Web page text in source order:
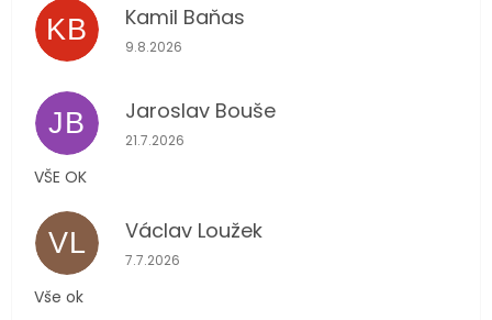
KB Kamil Baňas
Hodnocení obchodu je 5 z 5 hvězdiček.
9.8.2026
JB Jaroslav Bouše
Hodnocení obchodu je 5 z 5 hvězdiček.
21.7.2026
VŠE OK
VL Václav Loužek
Hodnocení obchodu je 5 z 5 hvězdiček.
7.7.2026
Vše ok